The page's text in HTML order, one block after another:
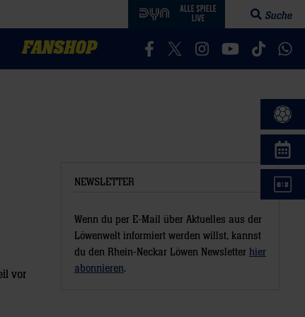
Suchfeld
Suche
FANSHOP Besucht uns auf Facebook
Besucht uns auf Twitter
Besucht uns auf
Besucht uns
Besucht
vor
NEWSLETTER
Wenn du per E-Mail über Aktuelles aus der
Löwenwelt informiert werden willst, kannst
du den Rhein-Neckar Löwen Newsletter hier
abonnieren.